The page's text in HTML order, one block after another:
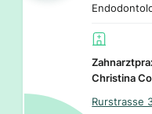
Christina
Rurstrasse